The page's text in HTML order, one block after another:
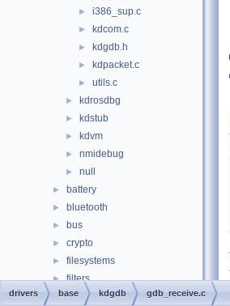
► i386_sup.c
► kdcom.c
► kdgdb.h
► kdpacket.c
► utils.c
► kdrosdbg
► kdstub
► kdvm
► nmidebug
► null
► battery
► bluetooth
► bus
► crypto
► filesystems
► filters
► hid
drivers base kdgdb gdb_receive.c